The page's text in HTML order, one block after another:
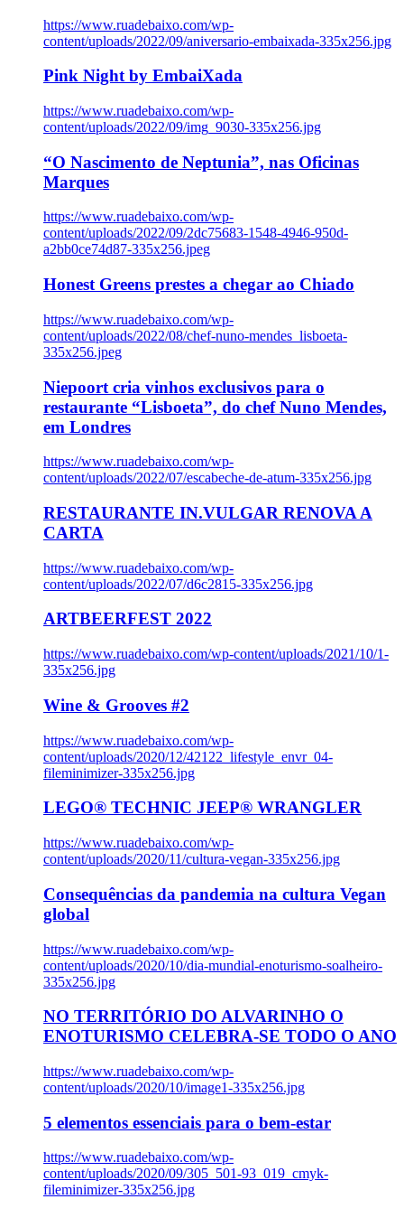
https://www.ruadebaixo.com/wp-
content/uploads/2022/09/aniversario-embaixada-335x256.jpg
Pink Night by EmbaiXada
https://www.ruadebaixo.com/wp-
content/uploads/2022/09/img_9030-335x256.jpg
“O Nascimento de Neptunia”, nas Oficinas
Marques
https://www.ruadebaixo.com/wp-
content/uploads/2022/09/2dc75683-1548-4946-950d-
a2bb0ce74d87-335x256.jpeg
Honest Greens prestes a chegar ao Chiado
https://www.ruadebaixo.com/wp-
content/uploads/2022/08/chef-nuno-mendes_lisboeta-
335x256.jpeg
Niepoort cria vinhos exclusivos para o
restaurante “Lisboeta”, do chef Nuno Mendes,
em Londres
https://www.ruadebaixo.com/wp-
content/uploads/2022/07/escabeche-de-atum-335x256.jpg
RESTAURANTE IN.VULGAR RENOVA A
CARTA
https://www.ruadebaixo.com/wp-
content/uploads/2022/07/d6c2815-335x256.jpg
ARTBEERFEST 2022
https://www.ruadebaixo.com/wp-content/uploads/2021/10/1-
335x256.jpg
Wine & Grooves #2
https://www.ruadebaixo.com/wp-
content/uploads/2020/12/42122_lifestyle_envr_04-
fileminimizer-335x256.jpg
LEGO® TECHNIC JEEP® WRANGLER
https://www.ruadebaixo.com/wp-
content/uploads/2020/11/cultura-vegan-335x256.jpg
Consequências da pandemia na cultura Vegan
global
https://www.ruadebaixo.com/wp-
content/uploads/2020/10/dia-mundial-enoturismo-soalheiro-
335x256.jpg
NO TERRITÓRIO DO ALVARINHO O
ENOTURISMO CELEBRA-SE TODO O ANO
https://www.ruadebaixo.com/wp-
content/uploads/2020/10/image1-335x256.jpg
5 elementos essenciais para o bem-estar
https://www.ruadebaixo.com/wp-
content/uploads/2020/09/305_501-93_019_cmyk-
fileminimizer-335x256.jpg